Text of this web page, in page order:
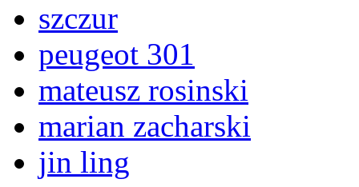
szczur
peugeot 301
mateusz rosinski
marian zacharski
jin ling